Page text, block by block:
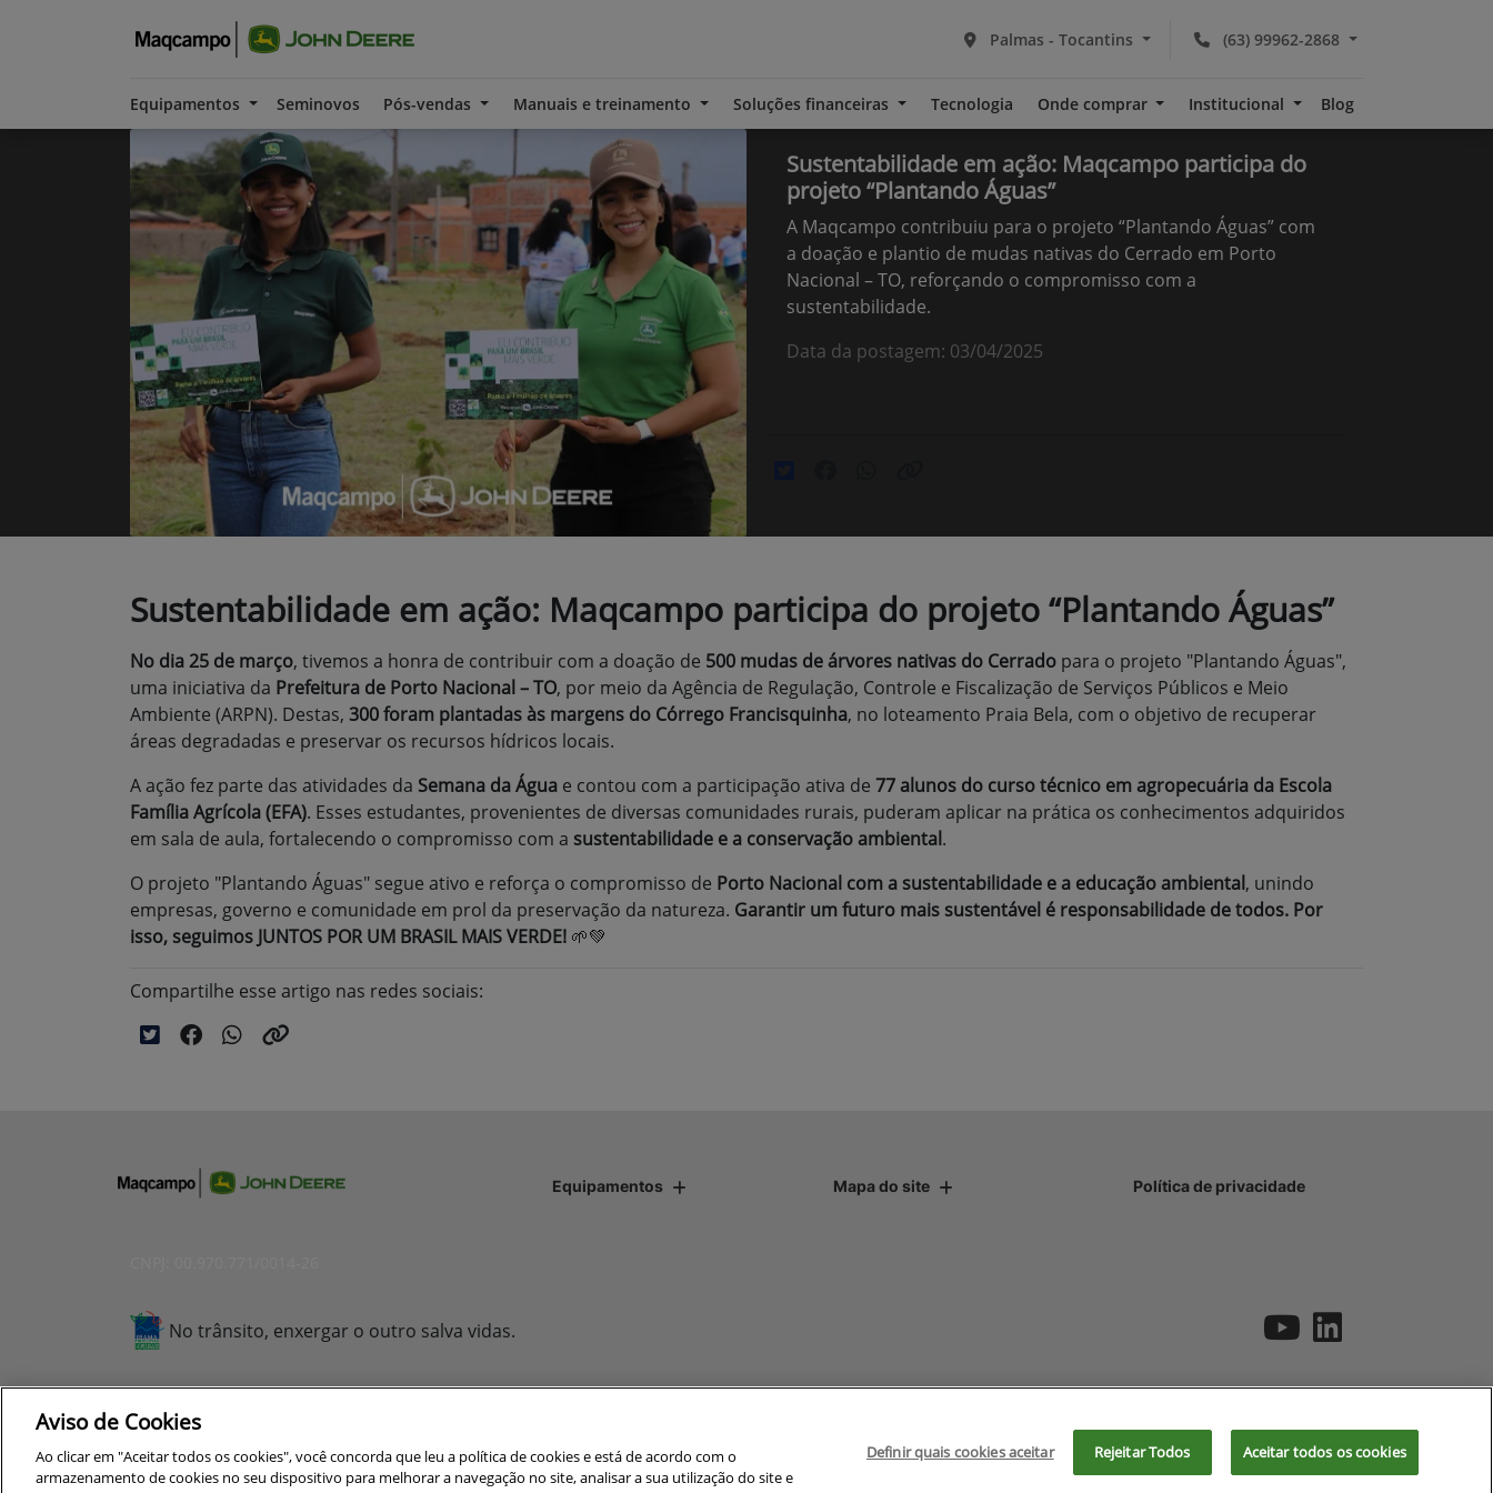
(63) 99962-2868
Palmas - Tocantins
Equipamentos Seminovos Pós-vendas Manuais e treinamento Soluções financeiras Tecnologia Onde comprar Institucional Blog
Sustentabilidade em ação: Maqcampo participa do
projeto “Plantando Águas”
A Maqcampo contribuiu para o projeto “Plantando Águas” com
a doação e plantio de mudas nativas do Cerrado em Porto
Nacional – TO, reforçando o compromisso com a
sustentabilidade.
Data da postagem: 03/04/2025
Sustentabilidade em ação: Maqcampo participa do projeto “Plantando Águas”
No dia 25 de março, tivemos a honra de contribuir com a doação de 500 mudas de árvores nativas do Cerrado para o projeto "Plantando Águas",
uma iniciativa da Prefeitura de Porto Nacional – TO, por meio da Agência de Regulação, Controle e Fiscalização de Serviços Públicos e Meio
Ambiente (ARPN). Destas, 300 foram plantadas às margens do Córrego Francisquinha, no loteamento Praia Bela, com o objetivo de recuperar
áreas degradadas e preservar os recursos hídricos locais.
A ação fez parte das atividades da Semana da Água e contou com a participação ativa de 77 alunos do curso técnico em agropecuária da Escola
Família Agrícola (EFA). Esses estudantes, provenientes de diversas comunidades rurais, puderam aplicar na prática os conhecimentos adquiridos
em sala de aula, fortalecendo o compromisso com a sustentabilidade e a conservação ambiental.
O projeto "Plantando Águas" segue ativo e reforça o compromisso de Porto Nacional com a sustentabilidade e a educação ambiental, unindo
empresas, governo e comunidade em prol da preservação da natureza. Garantir um futuro mais sustentável é responsabilidade de todos. Por
isso, seguimos JUNTOS POR UM BRASIL MAIS VERDE! 🌱💚
Compartilhe esse artigo nas redes sociais:
Equipamentos Mapa do site Política de privacidade
No trânsito, enxergar o outro salva vidas.
Para otimizar sua experiência durante a navegação, fazemos uso de nossa política de cookies e para proteger
seus dados pessoais respeitamos nossapolítica de privacidade. Ao seguir com a navegação e visita você
Aceitar Recusar
Exercise Your Rights
Aviso de Cookies
Ao clicar em "Aceitar todos os cookies", você concorda que leu a política de cookies e está de acordo com o
armazenamento de cookies no seu dispositivo para melhorar a navegação no site, analisar a sua utilização do site e
Definir quais cookies aceitar Rejeitar Todos Aceitar todos os cookies